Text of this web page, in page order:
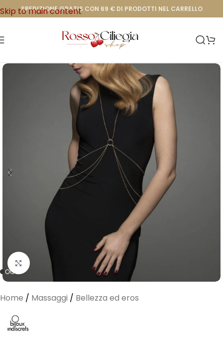
Skip to main content
SPEDIZIONE GRATIS CON 69 € DI PRODOTTI NEL CARRELLO
Clicca per ingrandire
Home / Massaggi / Bellezza ed eros